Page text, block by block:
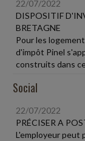
22/07/2022
DISPOSITIF
BRETAGNE
Pour les
d'impôt Pinel
construits dans
Social
22/07/2022
PRÉCISER A
L'employeur peut